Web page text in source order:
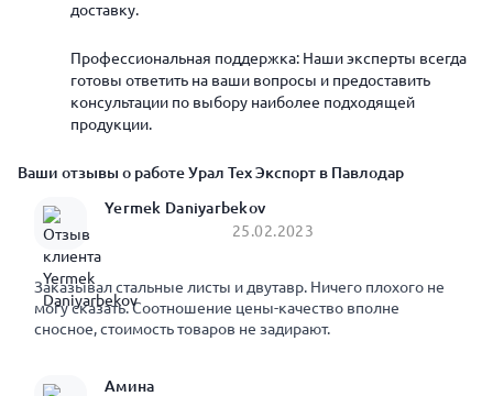
доставку.
Профессиональная поддержка: Наши эксперты всегда
готовы ответить на ваши вопросы и предоставить
консультации по выбору наиболее подходящей
продукции.
Ваши отзывы о работе Урал Тех Экспорт в Павлодар
Yermek Daniyarbekov
25.02.2023
Заказывал стальные листы и двутавр. Ничего плохого не
могу сказать. Соотношение цены-качество вполне
сносное, стоимость товаров не задирают.
Амина